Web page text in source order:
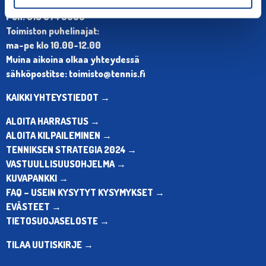
Puh. 010 574 3959
Toimiston puhelinajat:
ma-pe klo 10.00-12.00
Muina aikoina olkaa yhteydessä
sähköpostitse: toimisto@tennis.fi
KAIKKI YHTEYSTIEDOT →
ALOITA HARRASTUS →
ALOITA KILPAILEMINEN →
TENNIKSEN STRATEGIA 2024 →
VASTUULLISUUSOHJELMA →
KUVAPANKKI →
FAQ – USEIN KYSYTYT KYSYMYKSET →
EVÄSTEET →
TIETOSUOJASELOSTE →
TILAA UUTISKIRJE →